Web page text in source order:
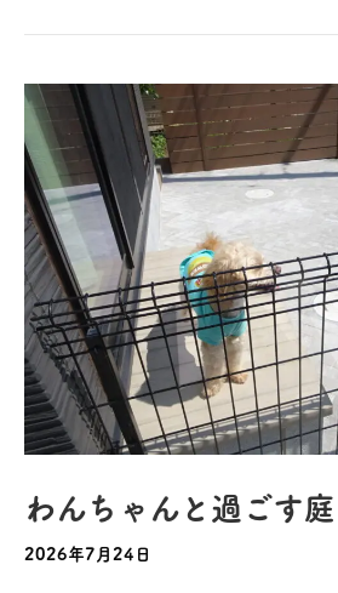
わんちゃんと過ごす庭
2026年7月24日